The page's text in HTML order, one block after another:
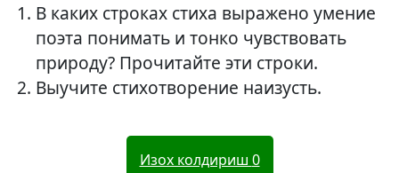
В каких строках стиха выражено умение
поэта понимать и тонко чувствовать
природу? Прочитайте эти строки.
Выучите стихотворение наизусть.
Изох колдириш 0